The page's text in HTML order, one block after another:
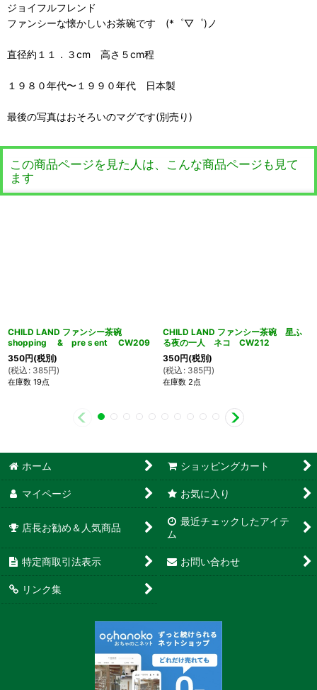
ジョイフルフレンド
ファンシーな懐かしいお茶碗です (*゜▽゜)ノ
直径約１１．３cm 高さ５cm程
１９８０年代〜１９９０年代 日本製
最後の写真はおそろいのマグです(別売り)
この商品ページを見た人は、こんな商品ページも見て
ます
CHILD LAND ファンシー茶碗
shopping & preｓent CW209
350円(税別)
(税込 : 385円)
在庫数 19点
CHILD LAND ファンシー茶碗 星ふ
る夜の一人 ネコ CW212
350円(税別)
(税込 : 385円)
在庫数 2点
ホーム ショッピングカート
マイページ お気に入り
店長お勧め＆人気商品
最近チェックしたアイテ
ム
特定商取引法表示 お問い合わせ
リンク集